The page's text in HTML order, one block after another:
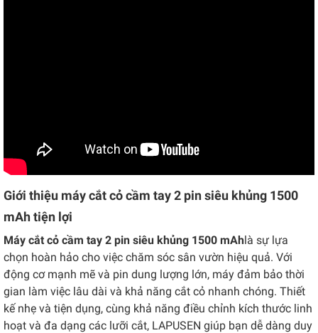
Giới thiệu máy cắt cỏ cầm tay 2 pin siêu khủng 1500
mAh tiện lợi
Máy cắt cỏ cầm tay 2 pin siêu khủng 1500 mAhlà sự lựa
chọn hoàn hảo cho việc chăm sóc sân vườn hiệu quả. Với
động cơ mạnh mẽ và pin dung lượng lớn, máy đảm bảo thời
gian làm việc lâu dài và khả năng cắt cỏ nhanh chóng. Thiết
kế nhẹ và tiện dụng, cùng khả năng điều chỉnh kích thước linh
hoạt và đa dạng các lưỡi cắt, LAPUSEN giúp bạn dễ dàng duy